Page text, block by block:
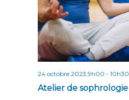
Atelier de sophrologie
24 octobre 2023,9h00 - 10h30